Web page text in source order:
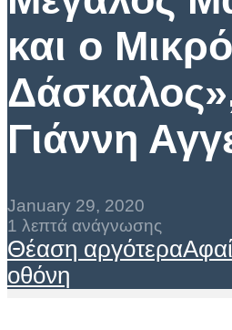
και ο
Γιάννη
January 29, 2020
1 λεπτά ανάγνωσης
Θέαση αργότερα
οθόνη